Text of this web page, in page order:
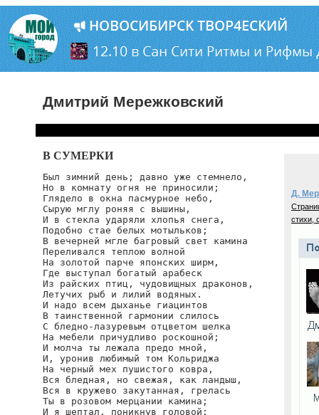
Дмитрий Мережковский
В СУМЕРКИ
Был зимний день; давно уже стемнело,
Но в комнату огня не приносили;
Глядело в окна пасмурное небо,
Сырую мглу роняя с вышины,
И в стекла ударяли хлопья снега,
Подобно стае белых мотыльков;
В вечерней мгле багровый свет камина
Переливался теплою волной
На золотой парче японских ширм,
Где выступал богатый арабеск
Из райских птиц, чудовищных драконов,
Летучих рыб и лилий водяных.
И надо всем дыханье гиацинтов
В таинственной гармонии слилось
С бледно-лазуревым отцветом шелка
На мебели причудливо роскошной;
И молча ты лежала предо мной,
И, уронив любимый том Кольриджа
На черный мех пушистого ковра,
Вся бледная, но свежая, как ландыш,
Вся в кружево закутанная, грелась
Ты в розовом мерцании камина;
И я шептал, поникнув головой:
Д.
стихи,